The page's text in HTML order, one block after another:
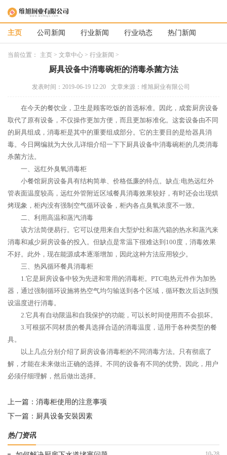
主页 公司新闻 行业新闻 行业动态 热门新闻
当前位置： 主页 > 文章中心 > 行业新闻 >
厨具设备中消毒碗柜的消毒杀菌方法
发表时间：2019-06-19 12:20 文章来源：维旭厨业有限公司
在今天的餐饮业，卫生是顾客吃饭的首选标准。因此，成套厨房设备
取代了原有设备，不仅操作更加方便，而且更加标准化。这套设备由不同
的厨具组成，消毒柜是其中的重要组成部分。它的主要目的是给器具消
毒。今日网编就为大伙儿详细介绍一下下厨具设备中消毒碗柜的几类消毒
杀菌方法。
一、远红外臭氧消毒柜
小餐馆厨房设备具有结构简单、价格低廉的特点。缺点:电热远红外
管表面温度较高，远红外管附近区域餐具消毒效果较好，有时还会出现烘
烤现象，柜内没有强制空气循环设备，柜内各点臭氧浓度不一致。
二、利用高温和蒸汽消毒
该方法简便易行。它可以使用来自大型炉灶和蒸汽箱的热水和蒸汽来
消毒和减少厨房设备的投入。但缺点是常温下很难达到100度，消毒效果
不好。此外，现在能源成本逐渐增加，因此这种方法应用较少。
三、热风循环餐具消毒柜
1.它是厨房设备中较为先进和常用的消毒柜。PTC电热元件作为加热
器，通过强制循环设施将热空气均匀输送到各个区域，循环数次后达到预
设温度进行消毒。
2.它具有自动限温和自我保护的功能，可以长时间使用而不会损坏。
3.可根据不同材质的餐具选择合适的消毒温度，适用于各种类型的餐
具。
以上几点分别介绍了厨房设备消毒柜的不同消毒方法。只有彻底了
解，才能在未来做出正确的选择。不同的设备有不同的优势。因此，用户
必须仔细理解，然后做出选择。
上一篇： 消毒柜使用的注意事项
下一篇： 厨具设备安裝因素
热门资讯